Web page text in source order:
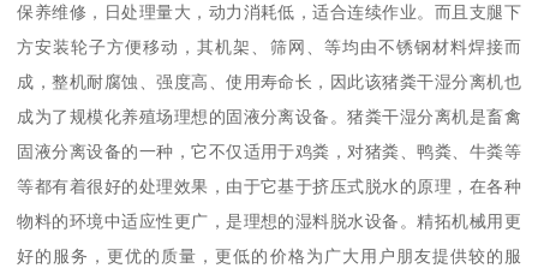
保养维修，日处理量大，动力消耗低，适合连续作业。而且支腿下
方安装轮子方便移动，其机架、筛网、等均由不锈钢材料焊接而
成，整机耐腐蚀、强度高、使用寿命长，因此该猪粪干湿分离机也
成为了规模化养殖场理想的固液分离设备。猪粪干湿分离机是畜禽
固液分离设备的一种，它不仅适用于鸡粪，对猪粪、鸭粪、牛粪等
等都有着很好的处理效果，由于它基于挤压式脱水的原理，在各种
物料的环境中适应性更广，是理想的湿料脱水设备。精拓机械用更
好的服务，更优的质量，更低的价格为广大用户朋友提供较的服